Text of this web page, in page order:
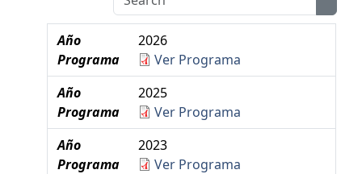
Año
2026
Programa
Ver Programa
Año
2025
Programa
Ver Programa
Año
2023
Programa
Ver Programa